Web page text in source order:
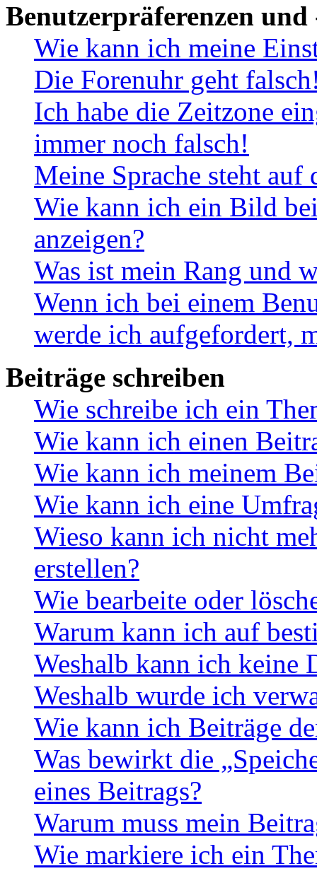
Benutzerpräferenzen und
Wie kann ich meine
Die Forenuhr geht
Ich habe die Zeitzone
immer noch falsch!
Meine Sprache steht
Wie kann ich ein Bild
anzeigen?
Was ist mein Rang und
Wenn ich bei einem
werde ich aufgefordert,
Beiträge schreiben
Wie schreibe ich ein
Wie kann ich einen
Wie kann ich meinem
Wie kann ich eine
Wieso kann ich nicht
erstellen?
Wie bearbeite oder
Warum kann ich auf
Weshalb kann ich keine
Weshalb wurde ich
Wie kann ich Beiträge
Was bewirkt die
eines Beitrags?
Warum muss mein
Wie markiere ich ein